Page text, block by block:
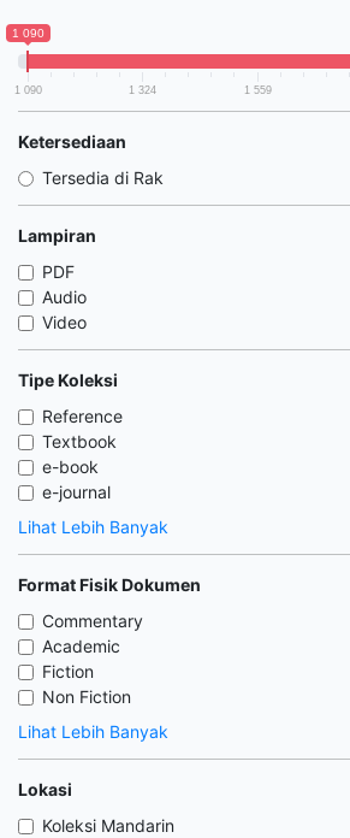
1 090
1 090 1 324 1 559
Ketersediaan
Tersedia di Rak
Lampiran
PDF
Audio
Video
Tipe Koleksi
Reference
Textbook
e-book
e-journal
Lihat Lebih Banyak
Format Fisik Dokumen
Commentary
Academic
Fiction
Non Fiction
Lihat Lebih Banyak
Lokasi
Koleksi Mandarin